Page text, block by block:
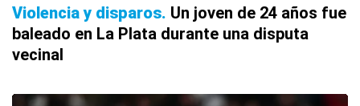
Violencia y disparos Un joven de 24 años fue
baleado en La Plata durante una disputa
vecinal